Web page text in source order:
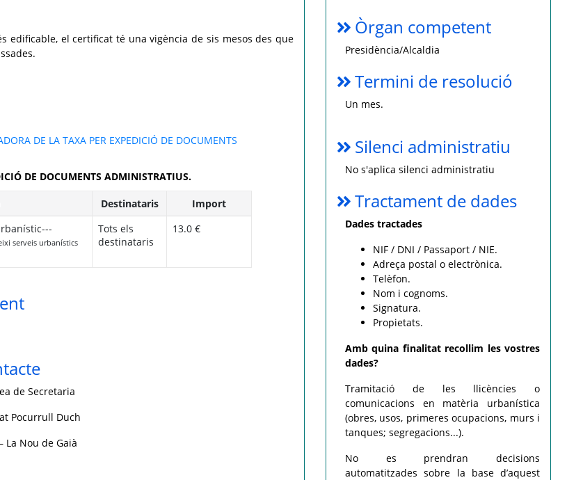
edificable, el certificat té una vigència de sis mesos des que
DE LA TAXA PER EXPEDICIÓ DE DOCUMENTS
DE DOCUMENTS ADMINISTRATIUS.
Destinataris
Import
serveis urbanístics
Tots els
destinataris
13.0 €
de Secretaria
Pocurrull Duch
La Nou de Gaià
Òrgan competent
Presidència/Alcaldia
Termini de resolució
Un mes.
Silenci administratiu
No s'aplica silenci administratiu
Tractament de dades
Dades tractades
NIF / DNI / Passaport / NIE.
Adreça postal o electrònica.
Telèfon.
Nom i cognoms.
Signatura.
Propietats.
Amb quina finalitat recollim les vostres
dades?
Tramitació de les llicències o
comunicacions en matèria urbanística
(obres, usos, primeres ocupacions, murs i
tanques; segregacions...).
No es prendran decisions
automatitzades sobre la base d’aquest